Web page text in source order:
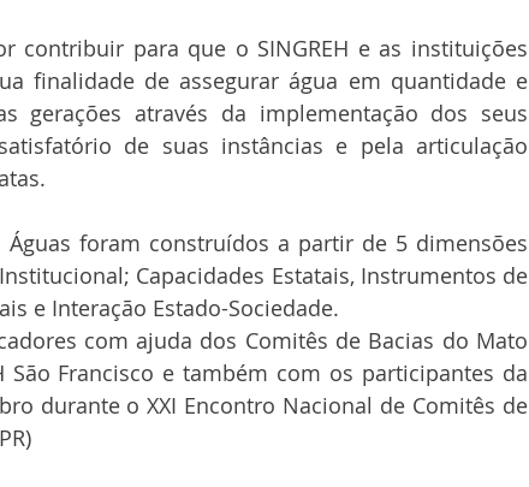
contribuir para que o SINGREH e as instituições
finalidade de assegurar água em quantidade e
gerações através da implementação dos seus
de suas instâncias e pela articulação
Águas foram construídos a partir de 5 dimensões
Capacidades Estatais, Instrumentos de
e Interação Estado-Sociedade.
com ajuda dos Comitês de Bacias do Mato
São Francisco e também com os participantes da
durante o XXI Encontro Nacional de Comitês de